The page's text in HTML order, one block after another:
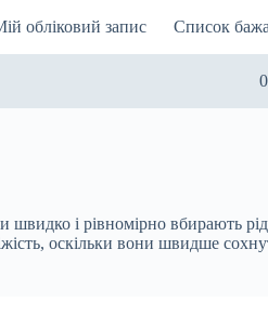
обліковий запис Список
швидко і рівномірно вбирають
оскільки вони швидше